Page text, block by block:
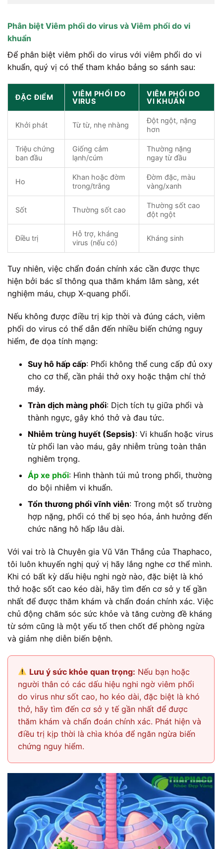
Phân biệt Viêm phổi do virus và Viêm phổi do vi
khuẩn
Để phân biệt viêm phổi do virus với viêm phổi do vi
khuẩn, quý vị có thể tham khảo bảng so sánh sau:
ĐẶC ĐIỂM
VIÊM PHỔI DO
VIRUS
VIÊM PHỔI DO
VI KHUẨN
Khởi phát Từ từ, nhẹ nhàng
Đột ngột, nặng
hơn
Triệu chứng
ban đầu
Giống cảm
lạnh/cúm
Thường nặng
ngay từ đầu
Ho
Khan hoặc đờm
trong/trắng
Đờm đặc, màu
vàng/xanh
Sốt Thường sốt cao
Thường sốt cao
đột ngột
Điều trị
Hỗ trợ, kháng
virus (nếu có)
Kháng sinh
Tuy nhiên, việc chẩn đoán chính xác cần được thực
hiện bởi bác sĩ thông qua thăm khám lâm sàng, xét
nghiệm máu, chụp X-quang phổi.
Nếu không được điều trị kịp thời và đúng cách, viêm
phổi do virus có thể dẫn đến nhiều biến chứng nguy
hiểm, đe dọa tính mạng:
Suy hô hấp cấp: Phổi không thể cung cấp đủ oxy
cho cơ thể, cần phải thở oxy hoặc thậm chí thở
máy.
Tràn dịch màng phổi: Dịch tích tụ giữa phổi và
thành ngực, gây khó thở và đau tức.
Nhiễm trùng huyết (Sepsis): Vi khuẩn hoặc virus
từ phổi lan vào máu, gây nhiễm trùng toàn thân
nghiêm trọng.
Áp xe phổi: Hình thành túi mủ trong phổi, thường
do bội nhiễm vi khuẩn.
Tổn thương phổi vĩnh viễn: Trong một số trường
hợp nặng, phổi có thể bị sẹo hóa, ảnh hưởng đến
chức năng hô hấp lâu dài.
Với vai trò là Chuyên gia Vũ Văn Thắng của Thaphaco,
tôi luôn khuyến nghị quý vị hãy lắng nghe cơ thể mình.
Khi có bất kỳ dấu hiệu nghi ngờ nào, đặc biệt là khó
thở hoặc sốt cao kéo dài, hãy tìm đến cơ sở y tế gần
nhất để được thăm khám và chẩn đoán chính xác. Việc
chủ động chăm sóc sức khỏe và tăng cường đề kháng
từ sớm cũng là một yếu tố then chốt để phòng ngừa
và giảm nhẹ diễn biến bệnh.
Lưu ý sức khỏe quan trọng: Nếu bạn hoặc
người thân có các dấu hiệu nghi ngờ viêm phổi
do virus như sốt cao, ho kéo dài, đặc biệt là khó
thở, hãy tìm đến cơ sở y tế gần nhất để được
thăm khám và chẩn đoán chính xác. Phát hiện và
điều trị kịp thời là chìa khóa để ngăn ngừa biến
chứng nguy hiểm.